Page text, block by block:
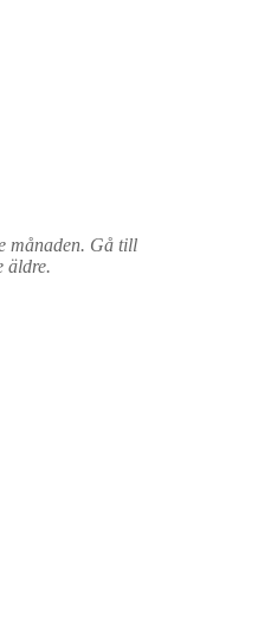
månaden. Gå till
äldre.